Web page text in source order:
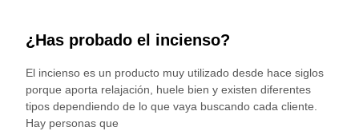
¿Has probado el incienso?
El incienso es un producto muy utilizado desde hace siglos
porque aporta relajación, huele bien y existen diferentes
tipos dependiendo de lo que vaya buscando cada cliente.
Hay personas que